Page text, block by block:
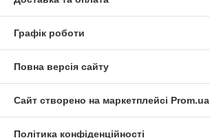
Графік роботи
Повна версія сайту
Сайт створено на маркетплейсі Prom.ua
Політика конфіденційності